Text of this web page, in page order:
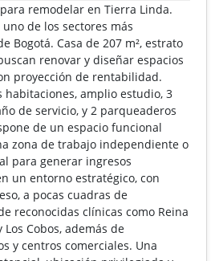
remodelar en Tierra Linda.
de los sectores más
Bogotá. Casa de 207 m², estrato
renovar y diseñar espacios
proyección de rentabilidad.
habitaciones, amplio estudio, 3
de servicio, y 2 parqueaderos
de un espacio funcional
zona de trabajo independiente o
para generar ingresos
un entorno estratégico, con
a pocas cuadras de
reconocidas clínicas como Reina
Los Cobos, además de
y centros comerciales. Una